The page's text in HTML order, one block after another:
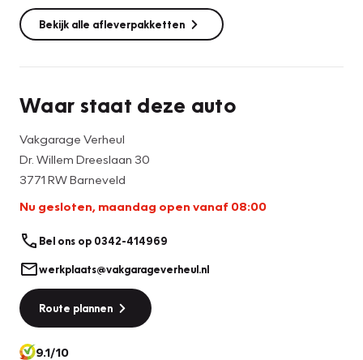
Bekijk alle afleverpakketten
Waar staat deze auto
Vakgarage Verheul
Dr. Willem Dreeslaan 30
3771 RW Barneveld
Nu gesloten, maandag open vanaf 08:00
Bel ons op 0342-414969
werkplaats@vakgarageverheul.nl
Route plannen
9.1/10